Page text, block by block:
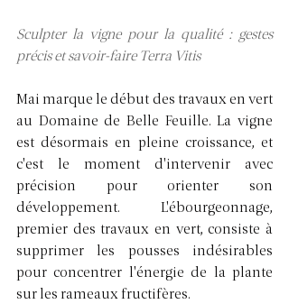
Sculpter la vigne pour la qualité : gestes
précis et savoir-faire Terra Vitis
Mai marque le début des travaux en vert
au Domaine de Belle Feuille. La vigne
est désormais en pleine croissance, et
c'est le moment d'intervenir avec
précision pour orienter son
développement. L'ébourgeonnage,
premier des travaux en vert, consiste à
supprimer les pousses indésirables
pour concentrer l'énergie de la plante
sur les rameaux fructifères.